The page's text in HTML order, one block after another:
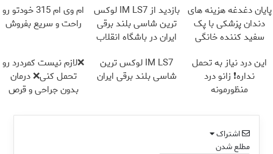
پایان دغدغه هزینه های
دندان پزشکی با پک
سفید کننده خانگی
بازدید از IM LS7 لوکس
ترین شاسی بلند برقی
ایران در باشگاه انقلاب
ام وی ام 315 خودتو رو
راحت و سریع بفروش
این درد نیاز به تحمل
نداره❗ زانو درد
منظورمونه
IM LS7 لوکس ترین
شاسی بلند برقی ایران
❌لازم نیست کمردرد رو
تحمل کنی❌ درمان
بدون جراحی و قرص
اشتراک
مطلع شدن